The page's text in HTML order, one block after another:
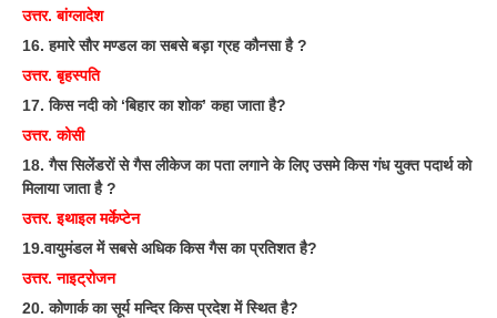
उत्तर. बांग्लादेश
16. हमारे सौर मण्डल का सबसे बड़ा ग्रह कौनसा है ?
उत्तर. बृहस्पति
17. किस नदी को ‘बिहार का शोक’ कहा जाता है?
उत्तर. कोसी
18. गैस सिलेंडरों से गैस लीकेज का पता लगाने के लिए उसमे किस गंध युक्त पदार्थ को
मिलाया जाता है ?
उत्तर. इथाइल मर्केप्टेन
19.वायुमंडल में सबसे अधिक किस गैस का प्रतिशत है?
उत्तर. नाइट्रोजन
20. कोणार्क का सूर्य मन्दिर किस प्रदेश में स्थित है?